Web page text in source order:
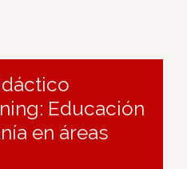
Educación
en áreas